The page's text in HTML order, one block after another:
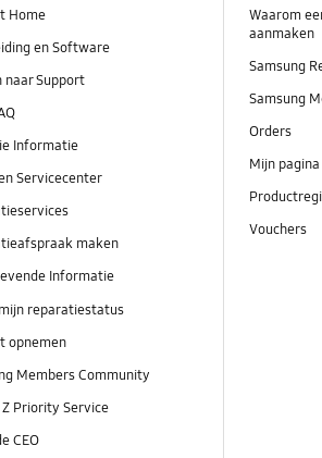
Home
en Software
naar Support
Informatie
Servicecenter
maken
Informatie
reparatiestatus
opnemen
Members Community
Priority Service
CEO
Waarom
aanmaken
Samsung
Samsung
Orders
Mijn pagina
Vouchers